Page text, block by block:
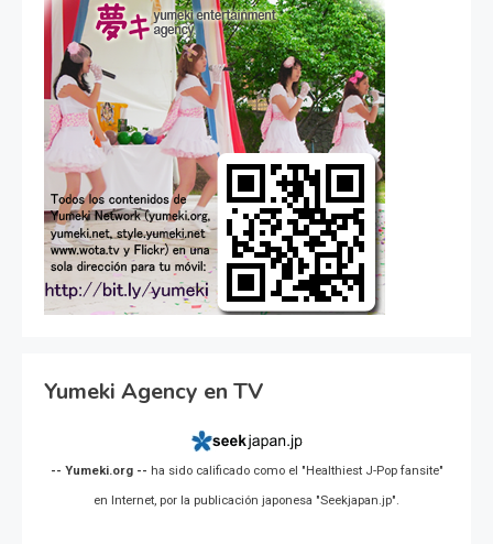
Yumeki Agency en TV
-- Yumeki.org -- ha sido calificado como el "Healthiest J-Pop fansite"
en Internet, por la publicación japonesa "Seekjapan.jp".